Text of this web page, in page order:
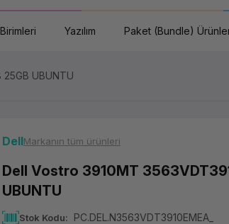
Yazılım Paket (Bundle)
25GB UBUNTU
DellMarkanın tüm ürünleri
Dell Vostro 3910MT
UBUNTU
Stok Kodu PC.DEL.N3563VDT3910EMEA_